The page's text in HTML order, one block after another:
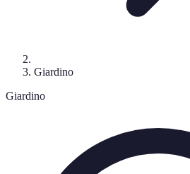
Giardino
Giardino